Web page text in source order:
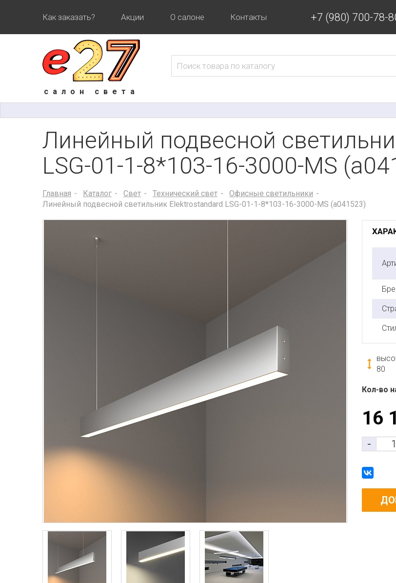
Как заказать? Акции О салоне Контакты +7 (980) 700-78-
салон света
Линейный подвесной
LSG-01-1-8*103-16-3000-MS
Главная Каталог Свет Технический свет
Офисные светильники
Линейный подвесной светильник Elektrostandard LSG-01-1-8*103-16-3000-MS (a041523)
80
Кол-во
16
-